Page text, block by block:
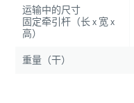
运输中的尺寸
固定牵引杆（长 x 宽 x
高）
重量（干）